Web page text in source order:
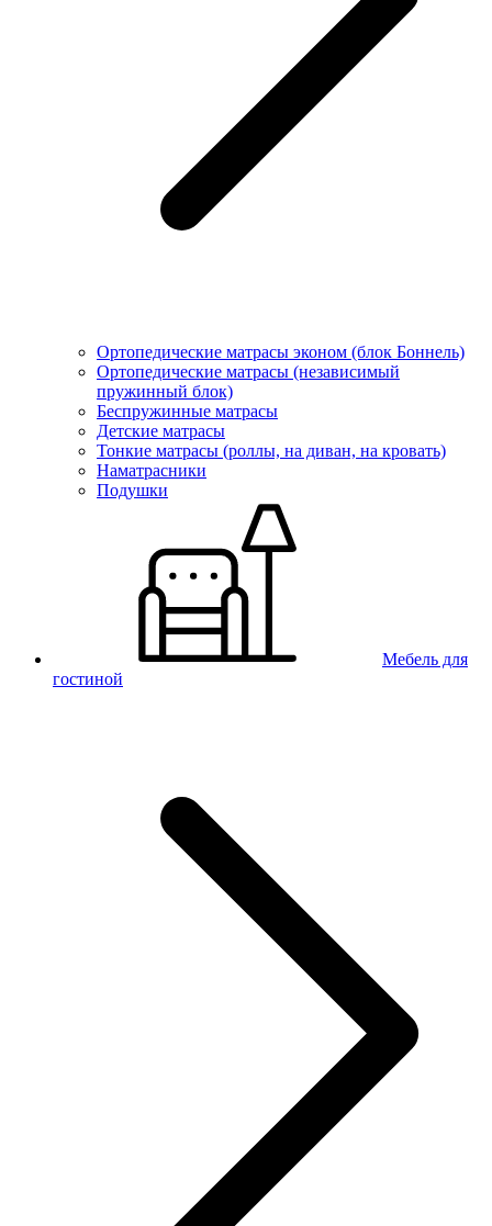
Ортопедические матрасы эконом (блок Боннель)
Ортопедические матрасы (независимый
пружинный блок)
Беcпружинные матрасы
Детские матрасы
Тонкие матрасы (роллы, на диван, на кровать)
Наматрасники
Подушки
Мебель для
гостиной